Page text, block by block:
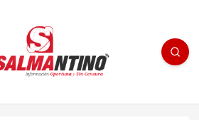
- medios/noticias/editorial